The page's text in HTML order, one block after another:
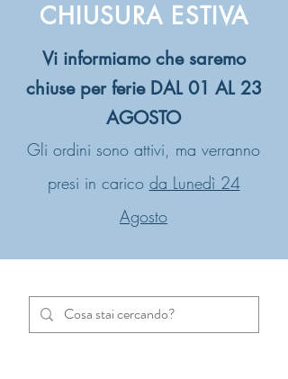
CHIUSURA ESTIVA
Vi informiamo che saremo
chiuse per ferie DAL 01 AL 23
AGOSTO
Gli ordini sono attivi, ma verranno
presi in carico da Lunedì 24
Agosto